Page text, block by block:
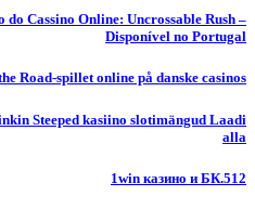
Cassino Online: Uncrossable Rush –
Disponível no Portugal
Road-spillet online på danske casinos
Steeped kasiino slotimängud Laadi
alla
1win казино и БК.512